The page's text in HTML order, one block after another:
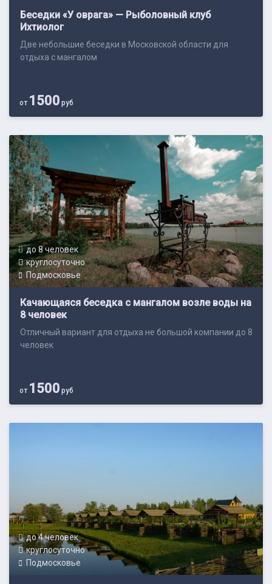
Беседки «У оврага» — Рыболовный клуб
Ихтиолог
Две небольшие беседки в Московской области для
отдыха с мангалом
от 1500 руб
до 8 человек
круглосуточно
Подмосковье
Качающаяся беседка с мангалом возле воды на
8 человек
Отличный вариант для отдыха не большой компании до 8
человек
от 1500 руб
до 4 человек
круглосуточно
Подмосковье